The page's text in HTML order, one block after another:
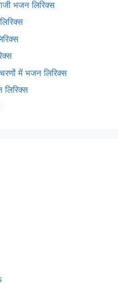
भजन लिरिक्स
में भजन लिरिक्स